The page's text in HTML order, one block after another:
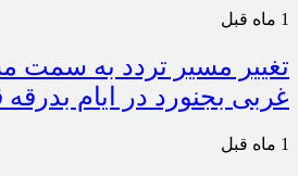
1 ماه قبل
تغییر مسیر تردد به سمت
غربی بجنورد در ایام
1 ماه قبل